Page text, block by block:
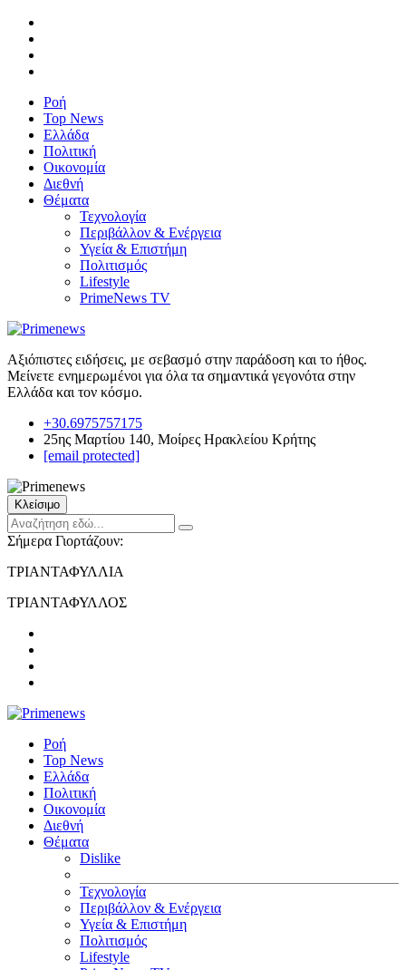
Ροή
Top News
Ελλάδα
Πολιτική
Οικονομία
Διεθνή
Θέματα
Τεχνολογία
Περιβάλλον & Ενέργεια
Υγεία & Επιστήμη
Πολιτισμός
Lifestyle
PrimeNews TV
Αξιόπιστες ειδήσεις, με σεβασμό στην παράδοση και το ήθος.
Μείνετε ενημερωμένοι για όλα τα σημαντικά γεγονότα στην
Ελλάδα και τον κόσμο.
+30.6975757175
25ης Μαρτίου 140, Μοίρες Ηρακλείου Κρήτης
[email protected]
Κλείσιμο
Σήμερα Γιορτάζουν:
ΤΡΙΑΝΤΑΦΥΛΛΙΑ
ΤΡΙΑΝΤΑΦΥΛΛΟΣ
Ροή
Top News
Ελλάδα
Πολιτική
Οικονομία
Διεθνή
Θέματα
Dislike
Τεχνολογία
Περιβάλλον & Ενέργεια
Υγεία & Επιστήμη
Πολιτισμός
Lifestyle